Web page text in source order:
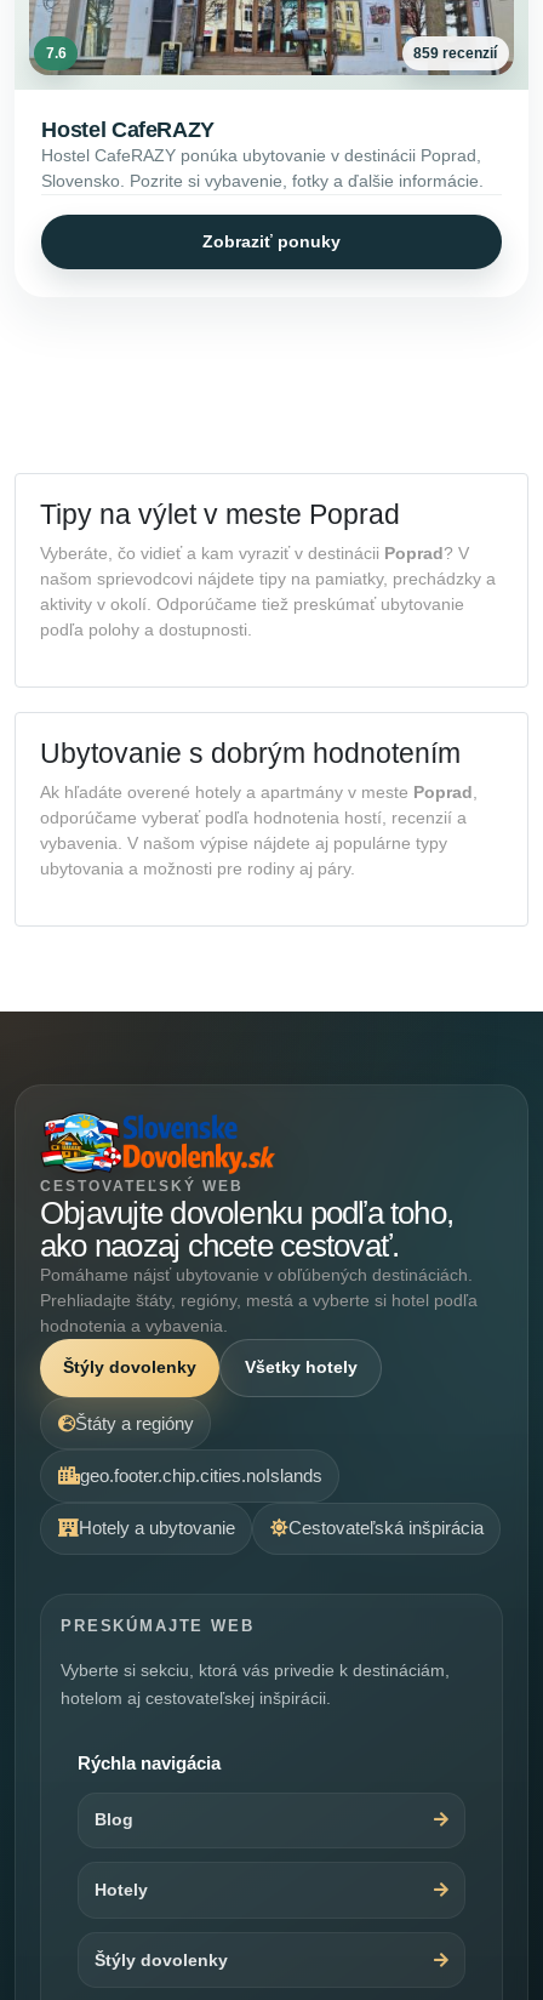
7.6 859 recenzií
Hostel CafeRAZY
Hostel CafeRAZY ponúka ubytovanie v destinácii Poprad,
Slovensko. Pozrite si vybavenie, fotky a ďalšie informácie.
Zobraziť ponuky
Tipy na výlet v meste Poprad
Vyberáte, čo vidieť a kam vyraziť v destinácii Poprad? V
našom sprievodcovi nájdete tipy na pamiatky, prechádzky a
aktivity v okolí. Odporúčame tiež preskúmať ubytovanie
podľa polohy a dostupnosti.
Ubytovanie s dobrým hodnotením
Ak hľadáte overené hotely a apartmány v meste Poprad
odporúčame vyberať podľa hodnotenia hostí, recenzií a
vybavenia. V našom výpise nájdete aj populárne typy
ubytovania a možnosti pre rodiny aj páry.
CESTOVATEĽSKÝ WEB
Objavujte dovolenku podľa toho,
ako naozaj chcete cestovať.
Pomáhame nájsť ubytovanie v obľúbených destináciách.
Prehliadajte štáty, regióny, mestá a vyberte si hotel podľa
hodnotenia a vybavenia.
Štýly dovolenky Všetky hotely
Štáty a regióny
geo.footer.chip.cities.noIslands
Hotely a ubytovanie Cestovateľská inšpirácia
PRESKÚMAJTE WEB
Vyberte si sekciu, ktorá vás privedie k destináciám,
hotelom aj cestovateľskej inšpirácii.
Rýchla navigácia
Blog
Hotely
Štýly dovolenky